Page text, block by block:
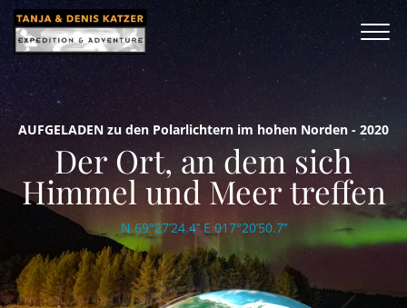
AUFGELADEN zu den Polarlichtern im hohen Norden - 2020
Der Ort, an dem sich
Himmel und Meer treffen
N 69°27’24.4’’ E 017°20’50.7’’